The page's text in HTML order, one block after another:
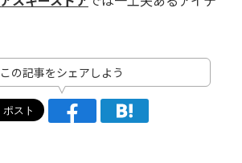
この記事をシェアしよう